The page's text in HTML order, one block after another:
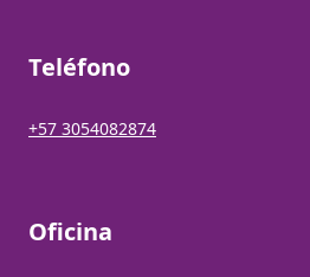
Teléfono
+57 3054082874
Oficina